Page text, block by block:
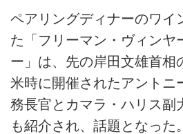
ペアリングディナーのワイ
た「フリーマン・ヴィンヤ
ー」は、先の岸田文雄首相
米時に開催されたアントニ
務長官とカマラ・ハリス副
も紹介され、話題となった。